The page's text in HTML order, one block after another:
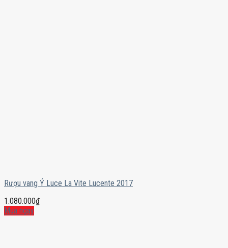
Rượu vang Ý Luce La Vite Lucente 2017
1.080.000₫
Mua ngay